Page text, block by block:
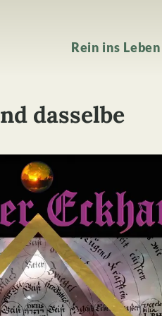
Rein ins Leben
dasselbe